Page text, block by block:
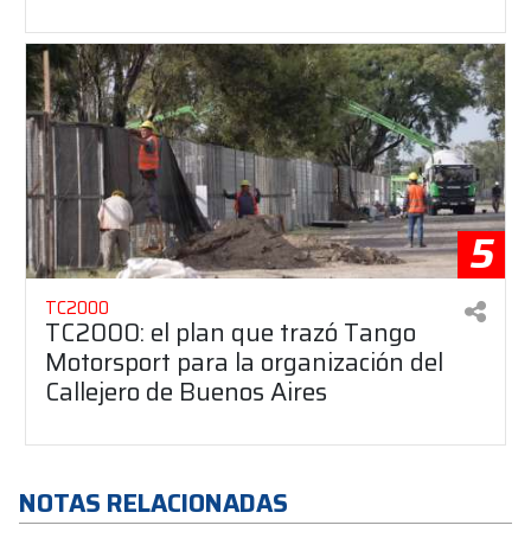
5
TC2000
TC2000: el plan que trazó Tango
Motorsport para la organización del
Callejero de Buenos Aires
NOTAS RELACIONADAS